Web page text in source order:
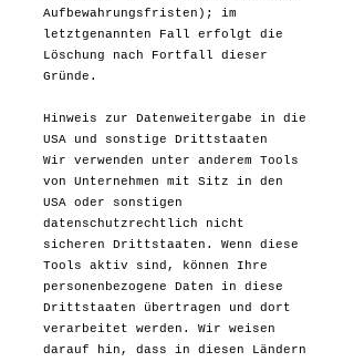
Aufbewahrungsfristen); im
letztgenannten Fall erfolgt die
Löschung nach Fortfall dieser
Gründe.
Hinweis zur Datenweitergabe in die
USA und sonstige Drittstaaten
Wir verwenden unter anderem Tools
von Unternehmen mit Sitz in den
USA oder sonstigen
datenschutzrechtlich nicht
sicheren Drittstaaten. Wenn diese
Tools aktiv sind, können Ihre
personenbezogene Daten in diese
Drittstaaten übertragen und dort
verarbeitet werden. Wir weisen
darauf hin, dass in diesen Ländern